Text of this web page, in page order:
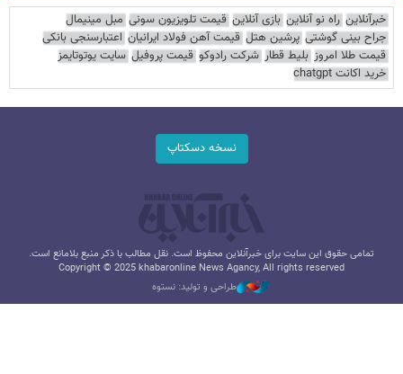
خبرآنلاین راه نو آنلاین بازی آنلاین قیمت تلویزیون سونی مبل مینیمال
جراح بینی گوشتی پرشین هتل قیمت آهن فولاد ایرانیان اعتبارسنجی بانکی
قیمت طلا امروز بلیط قطار شرکت رادوکو قیمت پروفیل سایت یوتوتایمز
خرید اکانت chatgpt
نسخه دسکتاپ
تمامی حقوق این سایت برای خبرآنلاین محفوظ است. نقل مطالب با ذکر منبع بلامانع است.
Copyright © 2025 khabaronline News Agancy, All rights reserved
طراحی و تولید: نستوه